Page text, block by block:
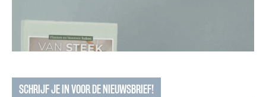
SCHRIJF JE IN VOOR DE NIEUWSBRIEF!